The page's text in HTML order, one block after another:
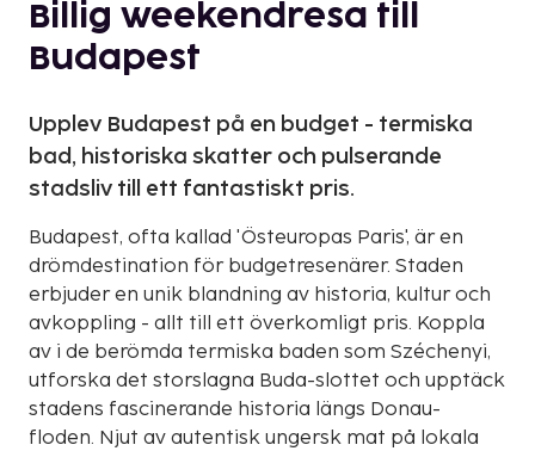
Billig weekendresa till
Budapest
Upplev Budapest på en budget - termiska
bad, historiska skatter och pulserande
stadsliv till ett fantastiskt pris.
Budapest, ofta kallad 'Östeuropas Paris', är en
drömdestination för budgetresenärer. Staden
erbjuder en unik blandning av historia, kultur och
avkoppling - allt till ett överkomligt pris. Koppla
av i de berömda termiska baden som Széchenyi,
utforska det storslagna Buda-slottet och upptäck
stadens fascinerande historia längs Donau-
floden. Njut av autentisk ungersk mat på lokala